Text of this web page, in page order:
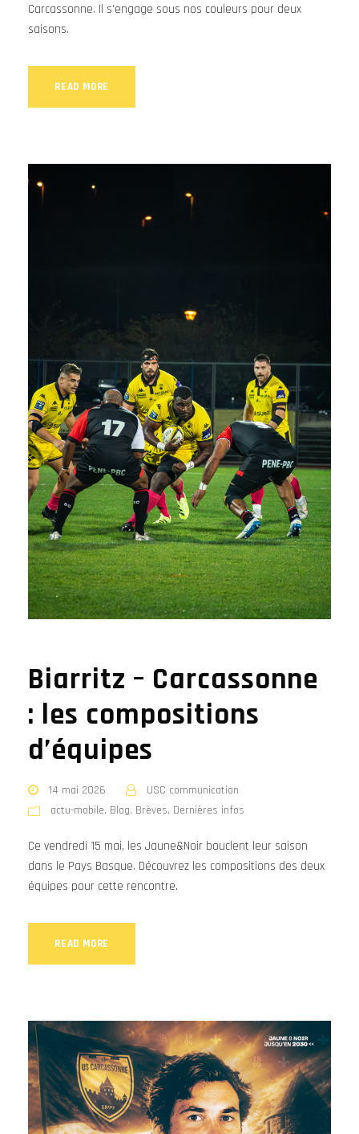
Carcassonne. Il s'engage sous nos couleurs pour deux
saisons.
READ MORE
Biarritz – Carcassonne
: les compositions
d’équipes
14 mai 2026
USC communication
actu-mobile, Blog, Brèves, Dernières infos
Ce vendredi 15 mai, les Jaune&Noir bouclent leur saison
dans le Pays Basque. Découvrez les compositions des deux
équipes pour cette rencontre.
READ MORE